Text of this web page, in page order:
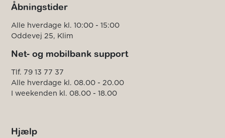
Åbningstider
Alle hverdage kl. 10:00 - 15:00
Oddevej 25, Klim
Net- og mobilbank support
Tlf. 79 13 77 37
Alle hverdage kl. 08.00 - 20.00
I weekenden kl. 08.00 - 18.00
Hjælp